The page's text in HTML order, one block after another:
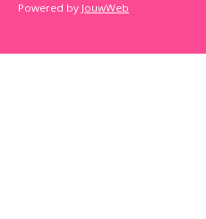
Powered by JouwWeb